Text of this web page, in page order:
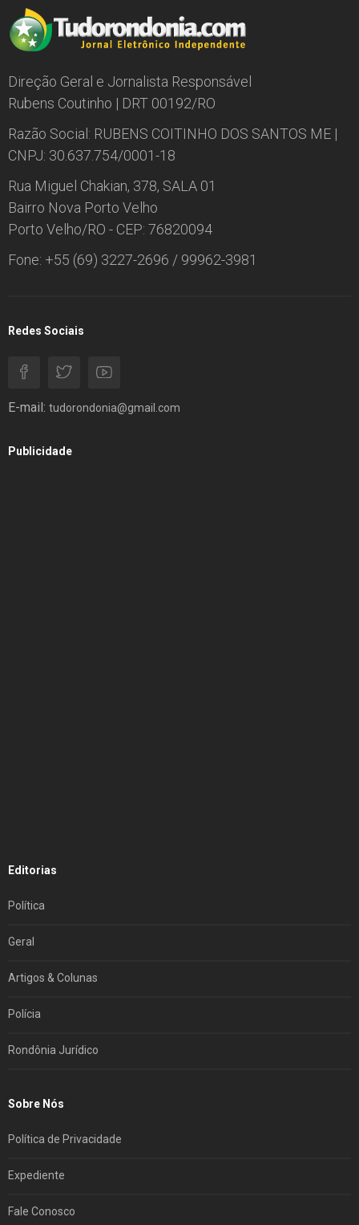
Direção Geral e Jornalista Responsável
Rubens Coutinho | DRT 00192/RO
Razão Social: RUBENS COITINHO DOS SANTOS ME |
CNPJ: 30.637.754/0001-18
Rua Miguel Chakian, 378, SALA 01
Bairro Nova Porto Velho
Porto Velho/RO - CEP: 76820094
Fone: +55 (69) 3227-2696 / 99962-3981
Redes Sociais
E-mail: tudorondonia@gmail.com
Publicidade
Editorias
Política
Geral
Artigos & Colunas
Polícia
Rondônia Jurídico
Sobre Nós
Política de Privacidade
Expediente
Fale Conosco